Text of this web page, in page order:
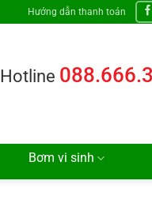
Hướng dẫn thanh toán
Hotline
Bơm vi sinh